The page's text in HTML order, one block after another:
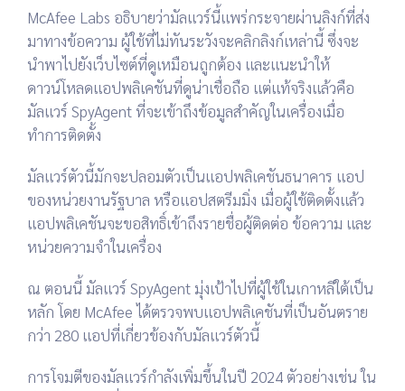
McAfee Labs อธิบายว่ามัลแวร์นี้แพร่กระจายผ่านลิงก์ที่ส่ง
มาทางข้อความ ผู้ใช้ที่ไม่ทันระวังจะคลิกลิงก์เหล่านี้ ซึ่งจะ
นำพาไปยังเว็บไซต์ที่ดูเหมือนถูกต้อง และแนะนำให้
ดาวน์โหลดแอปพลิเคชันที่ดูน่าเชื่อถือ แต่แท้จริงแล้วคือ
มัลแวร์ SpyAgent ที่จะเข้าถึงข้อมูลสำคัญในเครื่องเมื่อ
ทำการติดตั้ง
มัลแวร์ตัวนี้มักจะปลอมตัวเป็นแอปพลิเคชันธนาคาร แอป
ของหน่วยงานรัฐบาล หรือแอปสตรีมมิ่ง เมื่อผู้ใช้ติดตั้งแล้ว
แอปพลิเคชันจะขอสิทธิ์เข้าถึงรายชื่อผู้ติดต่อ ข้อความ และ
หน่วยความจำในเครื่อง
ณ ตอนนี้ มัลแวร์ SpyAgent มุ่งเป้าไปที่ผู้ใช้ในเกาหลีใต้เป็น
หลัก โดย McAfee ได้ตรวจพบแอปพลิเคชันที่เป็นอันตราย
กว่า 280 แอปที่เกี่ยวข้องกับมัลแวร์ตัวนี้
การโจมตีของมัลแวร์กำลังเพิ่มขึ้นในปี 2024 ตัวอย่างเช่น ใน